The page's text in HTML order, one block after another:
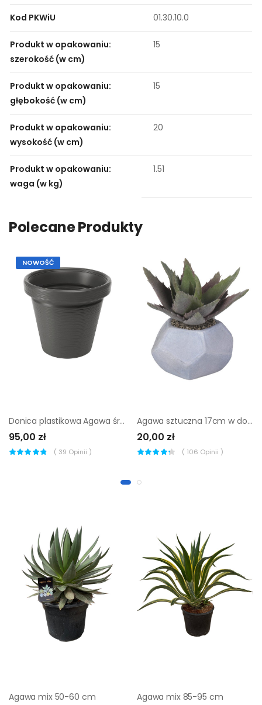
Kod PKWiU 01.30.10.0
Produkt w opakowaniu:
szerokość (w cm)
15
Produkt w opakowaniu:
głębokość (w cm)
15
Produkt w opakowaniu:
wysokość (w cm)
20
Produkt w opakowaniu:
waga (w kg)
1.51
Polecane Produkty
NOWOŚĆ
Donica plastikowa Agawa śr.55 cm antracyt Lamela
95,00 zł
( 39 Opinii )
Agawa sztuczna 17cm w doniczce
20,00 zł
( 106 Opinii )
Agawa mix 50-60 cm Agawa mix 85-95 cm